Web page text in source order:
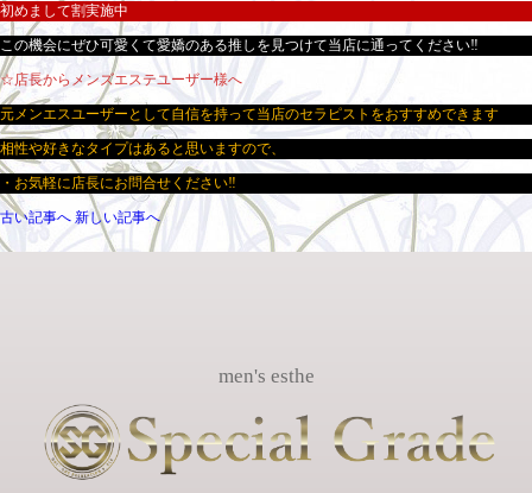
初めまして割実施中
この機会にぜひ可愛くて愛嬌のある推しを見つけて当店に通ってください‼
☆店長からメンズエステユーザー様へ
元メンエスユーザーとして自信を持って当店のセラピストをおすすめできます
相性や好きなタイプはあると思いますので、
・お気軽に店長にお問合せください‼
古い記事へ 新しい記事へ
men's esthe